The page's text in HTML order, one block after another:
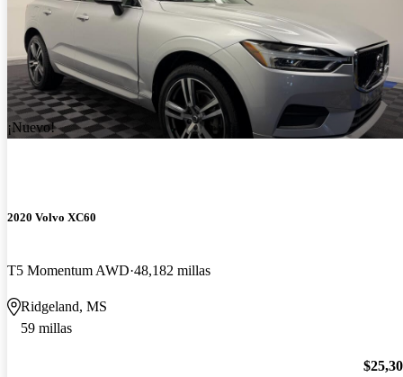
¡Nuevo!
2020 Volvo XC60
T5 Momentum AWD 48,182 millas
Ridgeland, MS
59 millas